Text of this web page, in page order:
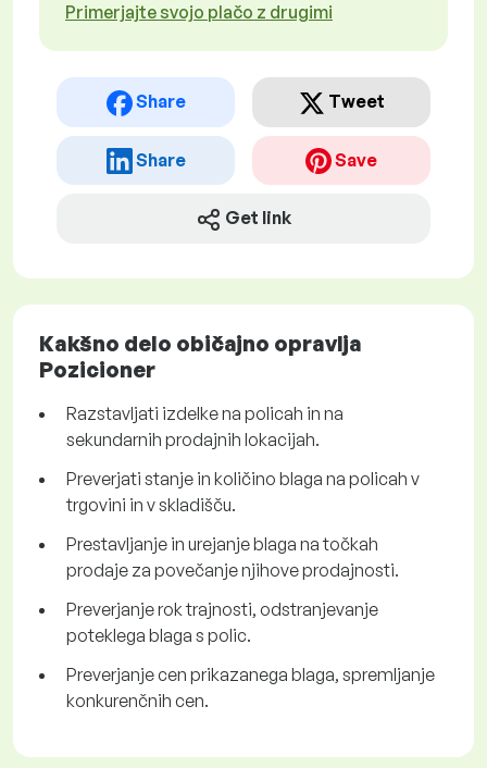
Primerjajte svojo plačo z drugimi
Share Tweet
Share Save
Get link
Kakšno delo običajno opravlja
Pozicioner
Razstavljati izdelke na policah in na
sekundarnih prodajnih lokacijah.
Preverjati stanje in količino blaga na policah v
trgovini in v skladišču.
Prestavljanje in urejanje blaga na točkah
prodaje za povečanje njihove prodajnosti.
Preverjanje rok trajnosti, odstranjevanje
poteklega blaga s polic.
Preverjanje cen prikazanega blaga, spremljanje
konkurenčnih cen.